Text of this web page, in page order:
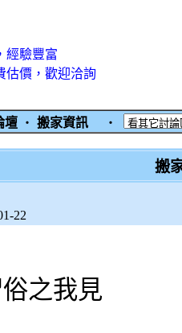
經驗豐富
估價，歡迎洽詢
壇 ‧ 搬家資訊 ‧
搬
22
之我見